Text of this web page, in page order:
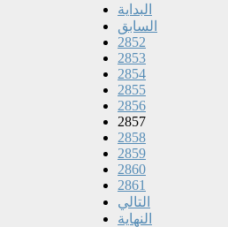
البداية
السابق
2852
2853
2854
2855
2856
2857
2858
2859
2860
2861
التالي
النهاية